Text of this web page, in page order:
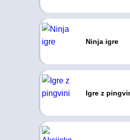
Ninja igre
Igre z